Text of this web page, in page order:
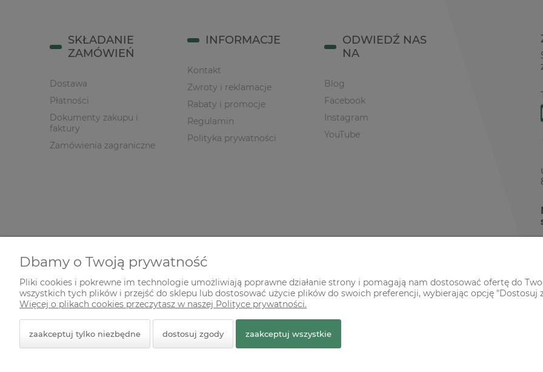
SKŁADANIE
ZAMÓWIEŃ
Dostawa
Płatności
Dokumenty zakupu i
faktury
Zamówienia zagraniczne
INFORMACJE
Kontakt
Zwroty i reklamacje
Rabaty i promocje
Regulamin
Polityka prywatności
ODWIEDŹ NAS
NA
Blog
Facebook
Instagram
YouTube
© 2026 zielonekoty.pl. Wszelkie prawa zastrzeżone.
Dbamy o Twoją prywatność
Pliki cookies i pokrewne im technologie umożliwiają poprawne działanie strony i pomagają nam dostosować ofertę do
wszystkich tych plików i przejść do sklepu lub dostosować użycie plików do swoich preferencji, wybierając opcję "Dostosuj
Więcej o plikach cookies przeczytasz w naszej Polityce prywatności.
zaakceptuj tylko niezbędne dostosuj zgody zaakceptuj wszystkie